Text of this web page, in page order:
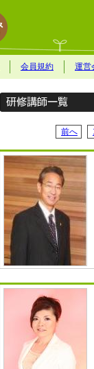
会員規約 運営
前へ